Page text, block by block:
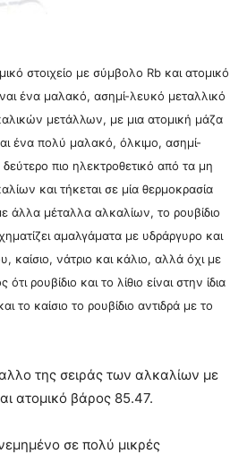
στοιχείο με σύμβολο Rb και ατομικό
ένα μαλακό, ασημί-λευκό μεταλλικό
μετάλλων, με μια ατομική μάζα
ένα πολύ μαλακό, όλκιμο, ασημί-
πιο ηλεκτροθετικό από τα μη
και τήκεται σε μία θερμοκρασία
άλλα μέταλλα αλκαλίων, το ρουβίδιο
αμαλγάματα με υδράργυρο και
καίσιο, νάτριο και κάλιο, αλλά όχι με
ρουβίδιο και το λίθιο είναι στην ίδια
το καίσιο το ρουβίδιο αντιδρά με το
της σειράς των αλκαλίων με
ατομικό βάρος 85.47.
σε πολύ μικρές